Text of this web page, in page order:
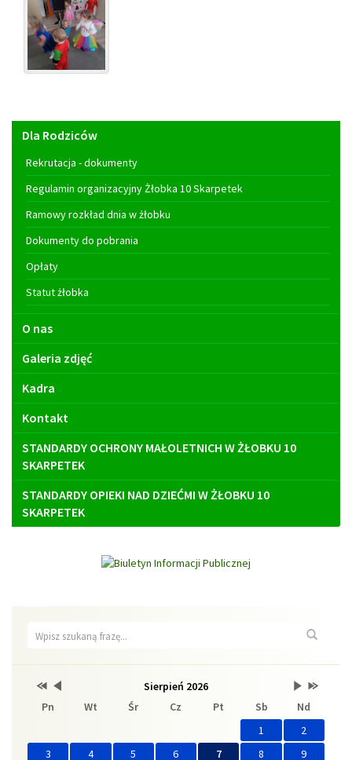
Menu
główne
Dla Rodziców
Rekrutacja - dokumenty
Regulamin organizacyjny Żłobka 10 Skarpetek
Ramowy rozkład dnia w żłobku
Dokumenty do pobrania
Opłaty
Statut żłobka
O nas
Galeria zdjęć
Kadra
Kontakt
STANDARDY OCHRONY MAŁOLETNICH W ŻŁOBKU 10
SKARPETEK
STANDARDY OPIEKI NAD DZIEĆMI W ŻŁOBKU 10
SKARPETEK
Wyszukiwarka
Kalendarz Lista
wydarzeń
Sierpień 2026Brak
w
Przestaw
na
Przestaw
na
Przestaw
na
Wrzesień
2026
Przestaw
na
Sierpień
2027
Pn Wt Śr Cz Pt Sb
Nd
1
2
3
4 5 6 7 8
9